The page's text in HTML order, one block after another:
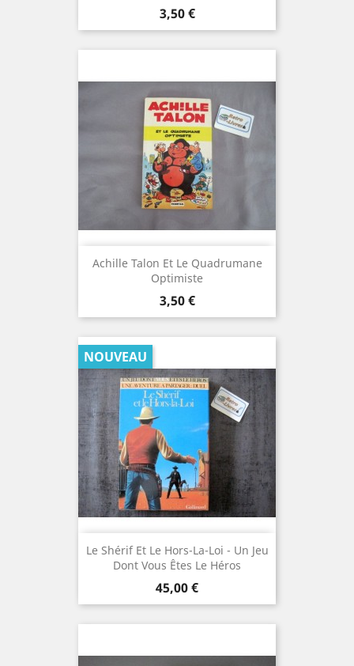
Prix
3,50 €
Achille Talon Et Le Quadrumane
Optimiste
Prix
3,50 €
Le Shérif Et Le Hors-La-Loi - Un Jeu
Dont Vous Êtes Le Héros
Prix
45,00 €
NOUVEAU